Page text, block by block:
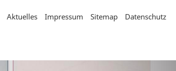
Aktuelles Impressum Sitemap Datenschutz